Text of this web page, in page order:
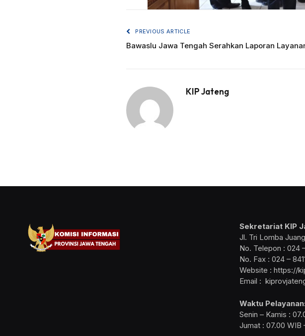
PREVIOUS ARTICLE
Bawaslu Jawa Tengah Serahkan Laporan
KIP Jateng
Sekretariat KIP
Jl. Tri Lomba
No. Telepon : 024
No. Fax : 024 –
Website : https://
Email :
Waktu Pelayanan:
Senin – Kamis :
Jumat : 07.00 WIB